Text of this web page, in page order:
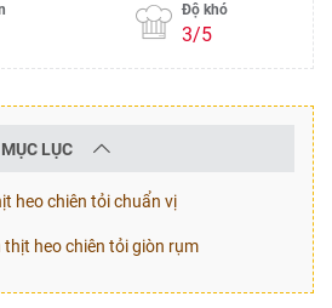
Độ khó
3/5
MỤC LỤC
heo chiên tỏi chuẩn vị
heo chiên tỏi giòn rụm